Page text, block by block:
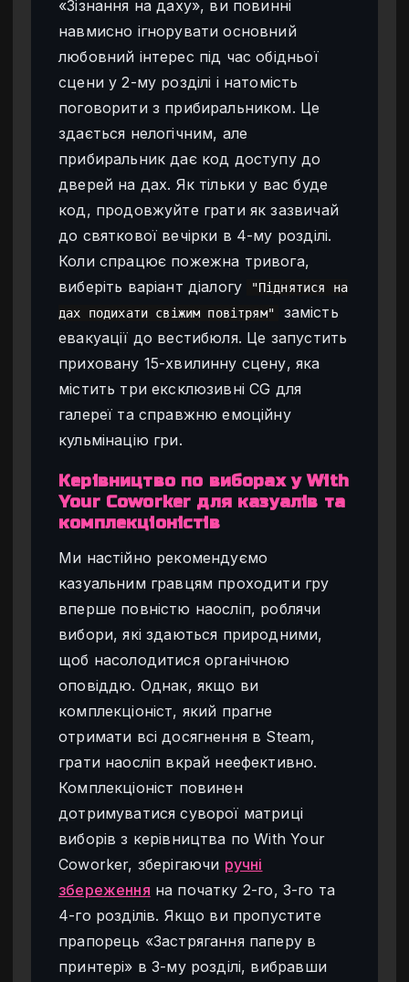
«Зізнання на даху», ви повинні
навмисно ігнорувати основний
любовний інтерес під час обідньої
сцени у 2-му розділі і натомість
поговорити з прибиральником. Це
здається нелогічним, але
прибиральник дає код доступу до
дверей на дах. Як тільки у вас буде
код, продовжуйте грати як зазвичай
до святкової вечірки в 4-му розділі.
Коли спрацює пожежна тривога,
виберіть варіант діалогу
"Піднятися на
дах подихати свіжим повітрям"
замість
евакуації до вестибюля. Це запустить
приховану 15-хвилинну сцену, яка
містить три ексклюзивні CG для
галереї та справжню емоційну
кульмінацію гри.
Керівництво по виборах у With
Your Coworker для казуалів та
комплекціоністів
Ми настійно рекомендуємо
казуальним гравцям проходити гру
вперше повністю наосліп, роблячи
вибори, які здаються природними,
щоб насолодитися органічною
оповіддю. Однак, якщо ви
комплекціоніст, який прагне
отримати всі досягнення в Steam,
грати наосліп вкрай неефективно.
Комплекціоніст повинен
дотримуватися суворої матриці
виборів з керівництва по With Your
Coworker, зберігаючи ручні
збереження на початку 2-го, 3-го та
4-го розділів. Якщо ви пропустите
прапорець «Застрягання паперу в
принтері» в 3-му розділі, вибравши